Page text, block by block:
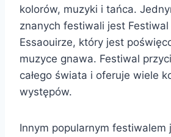
kolorów, muzyki i tańca.
znanych festiwali jest
Essaouirze, który jest
muzyce gnawa. Festiwal
całego świata i oferuje wiele
występów.
Innym popularnym festiwalem